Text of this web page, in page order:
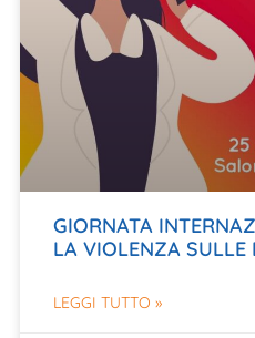
GIORNATA
LA VIOLENZA SULLE
LEGGI TUTTO »